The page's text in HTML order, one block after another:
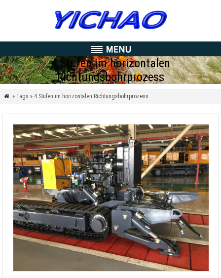
4 Stufen im horizontalen
Richtungsbohrprozess
 » Tags »4 Stufen im horizontalen Richtungsbohrprozess